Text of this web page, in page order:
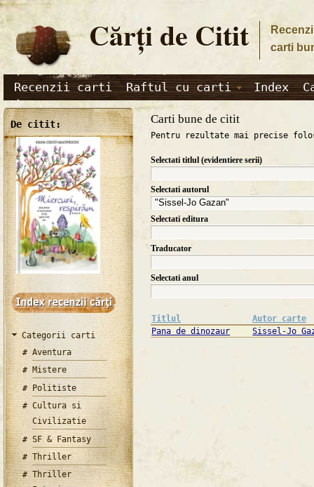
Cărţi de Citit
carti
Recenzii carti Raftul cu carti Index
De citit:
Categorii carti
Aventura
Mistere
Politiste
Cultura si
Civilizatie
SF & Fantasy
Thriller
Thriller
Carti bune de citit
Pentru rezultate mai precise
Selectati titlul (evidentiere serii)
Selectati autorul
Selectati editura
Traducator
Selectati anul
Titlul
Autor carte
Pana de dinozaur
Sissel-Jo